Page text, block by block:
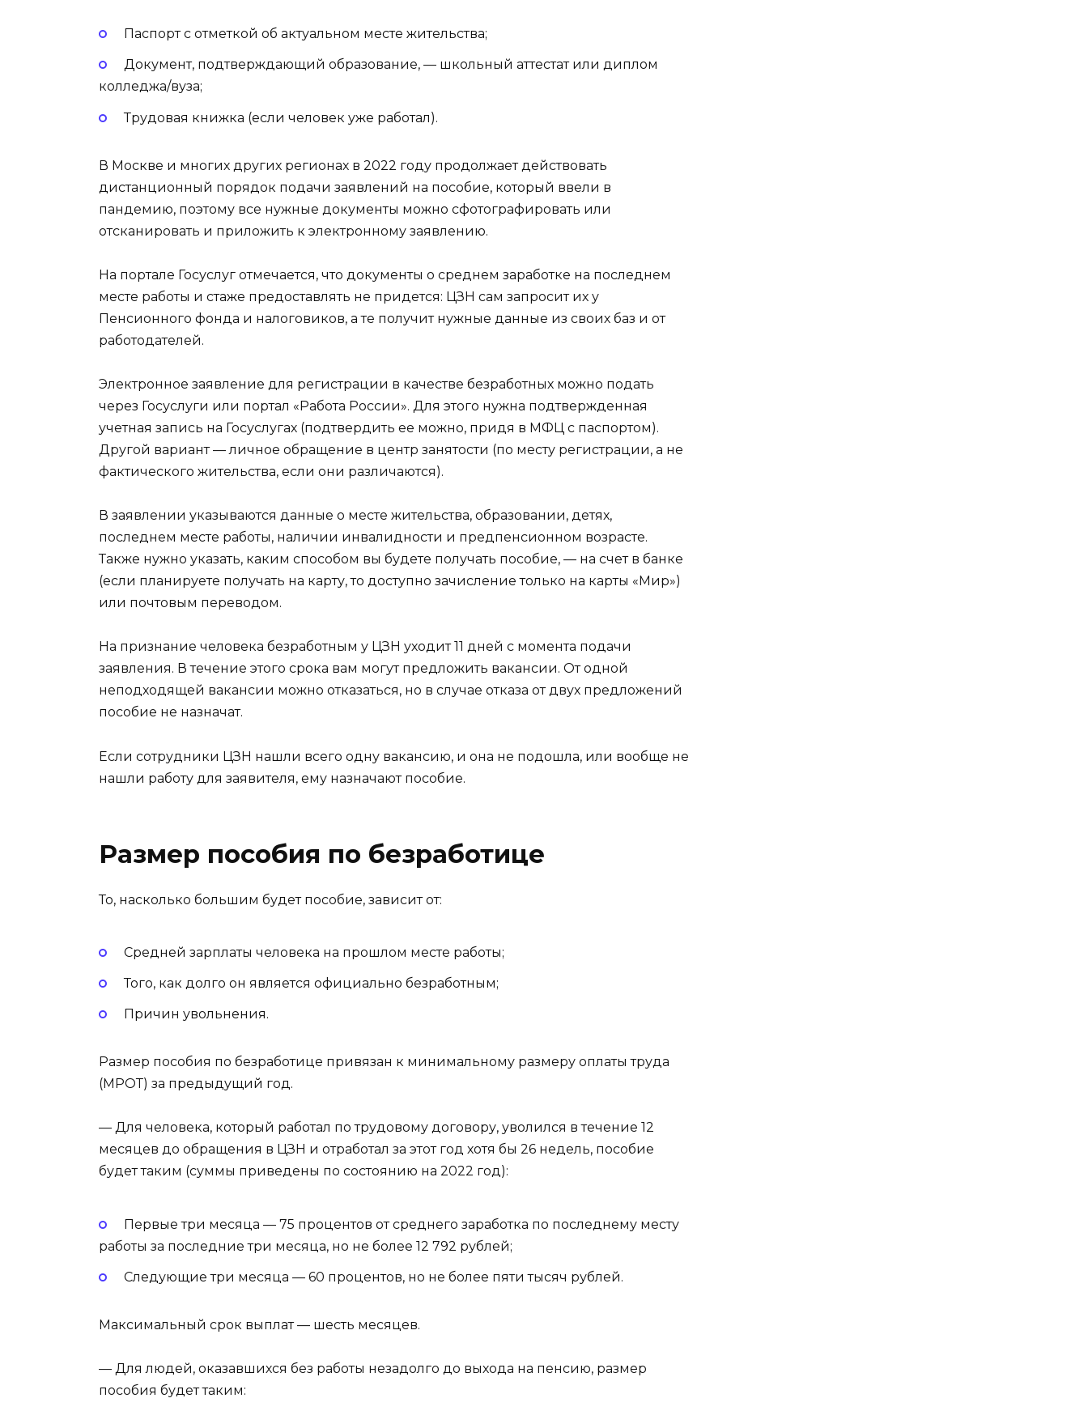
Паспорт с отметкой об актуальном месте жительства;
Документ, подтверждающий образование, — школьный аттестат или диплом
колледжа/вуза;
Трудовая книжка (если человек уже работал).
В Москве и многих других регионах в 2022 году продолжает действовать
дистанционный порядок подачи заявлений на пособие, который ввели в
пандемию, поэтому все нужные документы можно сфотографировать или
отсканировать и приложить к электронному заявлению.
На портале Госуслуг отмечается, что документы о среднем заработке на последнем
месте работы и стаже предоставлять не придется: ЦЗН сам запросит их у
Пенсионного фонда и налоговиков, а те получит нужные данные из своих баз и от
работодателей.
Электронное заявление для регистрации в качестве безработных можно подать
через Госуслуги или портал «Работа России». Для этого нужна подтвержденная
учетная запись на Госуслугах (подтвердить ее можно, придя в МФЦ с паспортом).
Другой вариант — личное обращение в центр занятости (по месту регистрации, а не
фактического жительства, если они различаются).
В заявлении указываются данные о месте жительства, образовании, детях,
последнем месте работы, наличии инвалидности и предпенсионном возрасте.
Также нужно указать, каким способом вы будете получать пособие, — на счет в банке
(если планируете получать на карту, то доступно зачисление только на карты «Мир»)
или почтовым переводом.
На признание человека безработным у ЦЗН уходит 11 дней с момента подачи
заявления. В течение этого срока вам могут предложить вакансии. От одной
неподходящей вакансии можно отказаться, но в случае отказа от двух предложений
пособие не назначат.
Если сотрудники ЦЗН нашли всего одну вакансию, и она не подошла, или вообще не
нашли работу для заявителя, ему назначают пособие.
Размер пособия по безработице
То, насколько большим будет пособие, зависит от:
Средней зарплаты человека на прошлом месте работы;
Того, как долго он является официально безработным;
Причин увольнения.
Размер пособия по безработице привязан к минимальному размеру оплаты труда
(МРОТ) за предыдущий год.
— Для человека, который работал по трудовому договору, уволился в течение 12
месяцев до обращения в ЦЗН и отработал за этот год хотя бы 26 недель, пособие
будет таким (суммы приведены по состоянию на 2022 год):
Первые три месяца — 75 процентов от среднего заработка по последнему месту
работы за последние три месяца, но не более 12 792 рублей;
Следующие три месяца — 60 процентов, но не более пяти тысяч рублей.
Максимальный срок выплат — шесть месяцев.
— Для людей, оказавшихся без работы незадолго до выхода на пенсию, размер
пособия будет таким: